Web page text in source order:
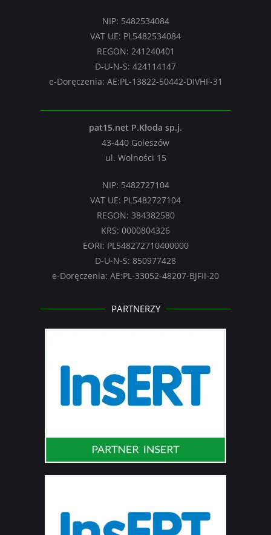
NIP: 5482534084
VAT UE: PL5482534084
REGON: 241240401
D-U-N-S: 424114147
e-Doręczenia: AE:PL-13822-50442-DIVHF-31
pat15.net P.Kłoda sp.j.
43-440 Goleszów
ul. Wolności 15
NIP: 5482727104
VAT UE: PL5482727104
REGON: 384382580
KRS: 0000804326
EORI: PL548272710400000
D-U-N-S: 850977428
e-Doręczenia: AE:PL-33052-48207-BJFII-20
PARTNERZY